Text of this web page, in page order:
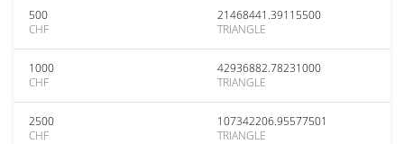
500
CHF
21468441.39115500
TRIANGLE
1000
CHF
42936882.78231000
TRIANGLE
2500
CHF
107342206.95577501
TRIANGLE